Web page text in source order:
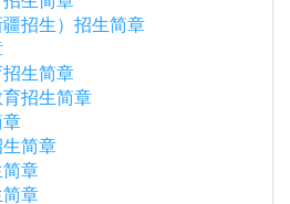
招生）招生简章
生简章
招生简章
章
简章
简章
简章